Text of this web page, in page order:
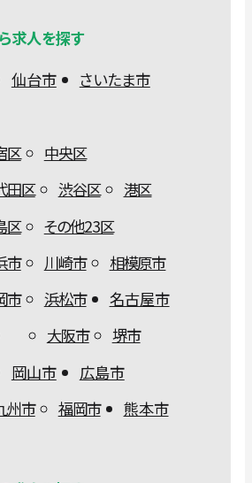
求人を探す
仙台市
さいたま市
区
中央区
田区
渋谷区
港区
区
その他23区
市
川崎市
相模原市
市
浜松市
名古屋市
大阪市
堺市
岡山市
広島市
州市
福岡市 熊本市